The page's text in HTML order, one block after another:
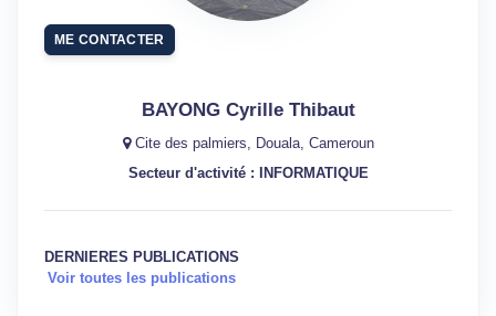
ME CONTACTER
BAYONG Cyrille Thibaut
Cite des palmiers, Douala, Cameroun
Secteur d'activité : INFORMATIQUE
DERNIERES PUBLICATIONS
Voir toutes les publications